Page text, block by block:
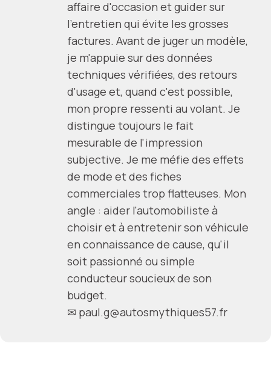
affaire d'occasion et guider sur
l'entretien qui évite les grosses
factures. Avant de juger un modèle,
je m'appuie sur des données
techniques vérifiées, des retours
d'usage et, quand c'est possible,
mon propre ressenti au volant. Je
distingue toujours le fait
mesurable de l'impression
subjective. Je me méfie des effets
de mode et des fiches
commerciales trop flatteuses. Mon
angle : aider l'automobiliste à
choisir et à entretenir son véhicule
en connaissance de cause, qu'il
soit passionné ou simple
conducteur soucieux de son
budget.
✉ paul.g@autosmythiques57.fr